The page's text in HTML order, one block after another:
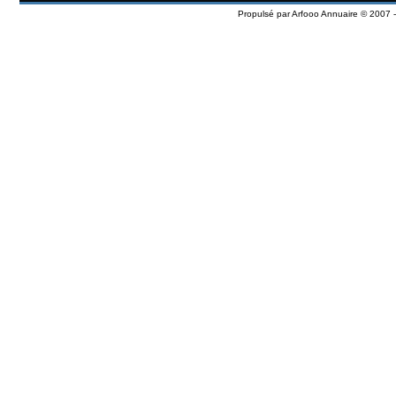
Propulsé parArfooo Annuaire © 2007